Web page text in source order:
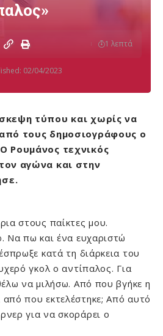
02/04/2023
1 λεπτά
τύπου και χωρίς να
τους δημοσιογράφους ο
Ρουμάνος τεχνικός
αγώνα και στην
στους παίκτες μου.
Να πω και ένα ευχαριστώ
κατά τη διάρκεια του
γκολ ο αντίπαλος. Για
να μιλήσω. Από που βγήκε η
από που εκτελέστηκε; Από αυτό
για να σκοράρει ο